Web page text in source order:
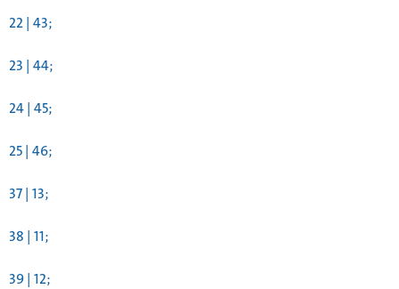
22 | 43;
23 | 44;
24 | 45;
25 | 46;
37 | 13;
38 | 11;
39 | 12;